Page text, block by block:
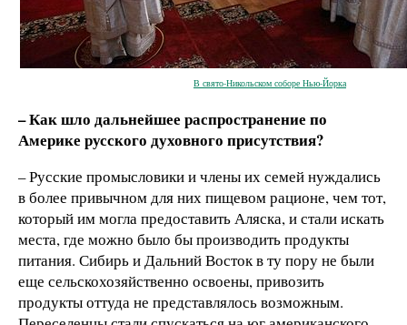
В свято-Никольском соборе Нью-Йорка
– Как шло дальнейшее распространение по
Америке русского духовного присутствия?
– Русские промысловики и члены их семей нуждались
в более привычном для них пищевом рационе, чем тот,
который им могла предоставить Аляска, и стали искать
места, где можно было бы производить продукты
питания. Сибирь и Дальний Восток в ту пору не были
еще сельскохозяйственно освоены, привозить
продукты оттуда не представлялось возможным.